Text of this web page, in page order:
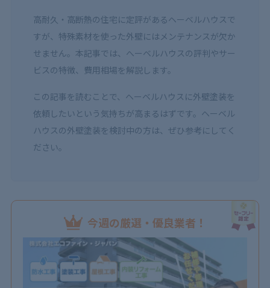
高耐久・高断熱の住宅に定評があるヘーベルハウスで
すが、特殊素材を使った外壁にはメンテナンスが欠か
せません。本記事では、へーベルハウスの評判やサー
ビスの特徴、費用相場を解説します。
この記事を読むことで、ヘーベルハウスに外壁塗装を
依頼したいという気持ちが高まるはずです。ヘーベル
ハウスの外壁塗装を検討中の方は、ぜひ参考にしてく
ださい。
今週の厳選・優良業者！